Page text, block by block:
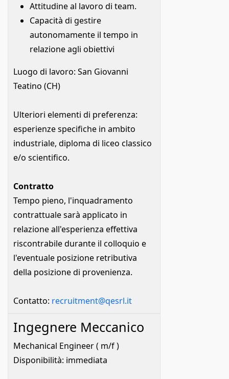
Attitudine al lavoro di team.
Capacità di gestire
autonomamente il tempo in
relazione agli obiettivi
Luogo di lavoro: San Giovanni
Teatino (CH)
Ulteriori elementi di preferenza:
esperienze specifiche in ambito
industriale, diploma di liceo classico
e/o scientifico.
Contratto
Tempo pieno, l'inquadramento
contrattuale sarà applicato in
relazione all'esperienza effettiva
riscontrabile durante il colloquio e
l'eventuale posizione retributiva
della posizione di provenienza.
Contatto: recruitment@qesrl.it
Ingegnere Meccanico
Mechanical Engineer ( m/f )
Disponibilità: immediata